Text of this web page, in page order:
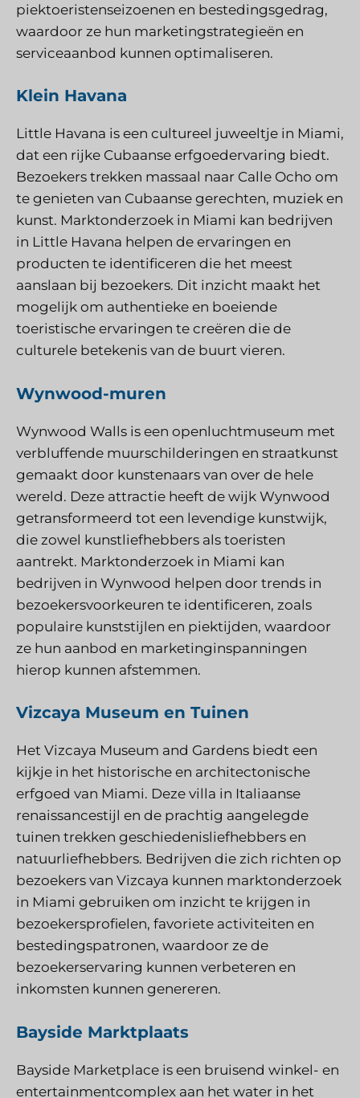
piektoeristenseizoenen en bestedingsgedrag,
waardoor ze hun marketingstrategieën en
serviceaanbod kunnen optimaliseren.
Klein Havana
Little Havana is een cultureel juweeltje in Miami,
dat een rijke Cubaanse erfgoedervaring biedt.
Bezoekers trekken massaal naar Calle Ocho om
te genieten van Cubaanse gerechten, muziek en
kunst. Marktonderzoek in Miami kan bedrijven
in Little Havana helpen de ervaringen en
producten te identificeren die het meest
aanslaan bij bezoekers. Dit inzicht maakt het
mogelijk om authentieke en boeiende
toeristische ervaringen te creëren die de
culturele betekenis van de buurt vieren.
Wynwood-muren
Wynwood Walls is een openluchtmuseum met
verbluffende muurschilderingen en straatkunst
gemaakt door kunstenaars van over de hele
wereld. Deze attractie heeft de wijk Wynwood
getransformeerd tot een levendige kunstwijk,
die zowel kunstliefhebbers als toeristen
aantrekt. Marktonderzoek in Miami kan
bedrijven in Wynwood helpen door trends in
bezoekersvoorkeuren te identificeren, zoals
populaire kunststijlen en piektijden, waardoor
ze hun aanbod en marketinginspanningen
hierop kunnen afstemmen.
Vizcaya Museum en Tuinen
Het Vizcaya Museum and Gardens biedt een
kijkje in het historische en architectonische
erfgoed van Miami. Deze villa in Italiaanse
renaissancestijl en de prachtig aangelegde
tuinen trekken geschiedenisliefhebbers en
natuurliefhebbers. Bedrijven die zich richten op
bezoekers van Vizcaya kunnen marktonderzoek
in Miami gebruiken om inzicht te krijgen in
bezoekersprofielen, favoriete activiteiten en
bestedingspatronen, waardoor ze de
bezoekerservaring kunnen verbeteren en
inkomsten kunnen genereren.
Bayside Marktplaats
Bayside Marketplace is een bruisend winkel- en
entertainmentcomplex aan het water in het